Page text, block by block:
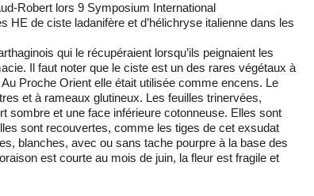
Robert lors 9 Symposium International
HE de ciste ladanifère et d’hélichryse italienne dans les
qui le récupéraient lorsqu’ils peignaient les
Il faut noter que le ciste est un des rares végétaux à
Proche Orient elle était utilisée comme encens. Le
et à rameaux glutineux. Les feuilles trinervées,
sombre et une face inférieure cotonneuse. Elles sont
sont recouvertes, comme les tiges de cet exsudat
blanches, avec ou sans tache pourpre à la base des
est courte au mois de juin, la fleur est fragile et